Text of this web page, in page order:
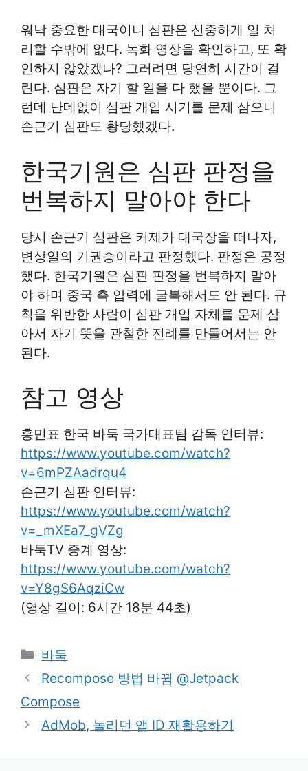
워낙 중요한 대국이니 심판은 신중하게 일 처
리할 수밖에 없다. 녹화 영상을 확인하고, 또 확
인하지 않았겠나? 그러려면 당연히 시간이 걸
린다. 심판은 자기 할 일을 다 했을 뿐이다. 그
런데 난데없이 심판 개입 시기를 문제 삼으니
손근기 심판도 황당했겠다.
한국기원은 심판 판정을
번복하지 말아야 한다
당시 손근기 심판은 커제가 대국장을 떠나자,
변상일의 기권승이라고 판정했다. 판정은 공정
했다. 한국기원은 심판 판정을 번복하지 말아
야 하며 중국 측 압력에 굴복해서도 안 된다. 규
칙을 위반한 사람이 심판 개입 자체를 문제 삼
아서 자기 뜻을 관철한 전례를 만들어서는 안
된다.
참고 영상
홍민표 한국 바둑 국가대표팀 감독 인터뷰:
https://www.youtube.com/watch?
v=6mPZAadrqu4
손근기 심판 인터뷰:
https://www.youtube.com/watch?
v=_mXEa7_gVZg
바둑TV 중계 영상:
https://www.youtube.com/watch?
v=Y8gS6AqziCw
(영상 길이: 6시간 18분 44초)
카
테
리
바둑
Recompose 방법 바뀜 @Jetpack
Compose
AdMob, 놀리던 앱 ID 재활용하기